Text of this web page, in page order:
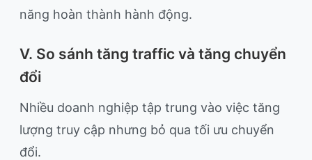
năng hoàn thành hành động.
V. So sánh tăng traffic và tăng chuyển
đổi
Nhiều doanh nghiệp tập trung vào việc tăng
lượng truy cập nhưng bỏ qua tối ưu chuyển
đổi.